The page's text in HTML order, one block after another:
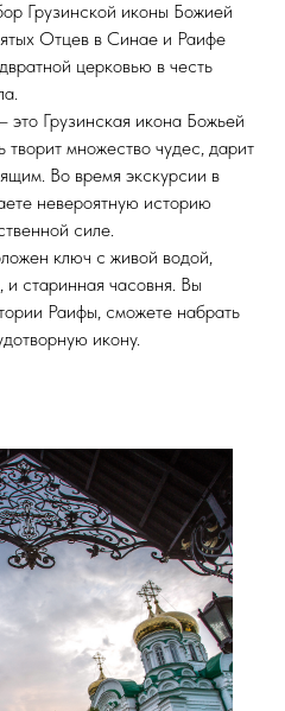
Грузинской иконы Божией
Отцев в Синае и Раифе
церковью в честь
это Грузинская икона Божьей
множество чудес, дарит
Во время экскурсии в
невероятную историю
силе.
ключ с живой водой,
старинная часовня. Вы
Раифы, сможете набрать
икону.